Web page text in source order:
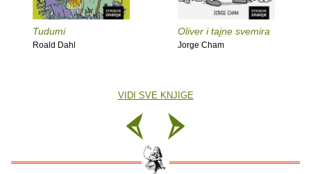
Tudumi
Roald Dahl
Oliver i tajne svemira
Jorge Cham
VIDI SVE KNJIGE